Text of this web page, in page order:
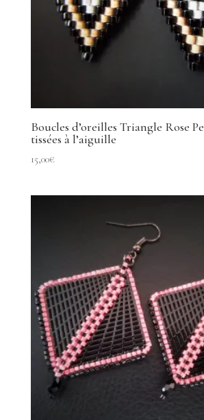
Boucles d’oreilles Triangle Rose
tissées à l’aiguille
15,00€